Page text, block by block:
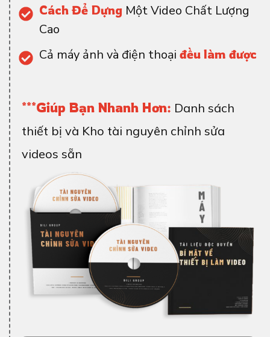
Cách Để Dựng Một Video Chất Lượng
Cao
Cả máy ảnh và điện thoại đều làm được
***Giúp Bạn Nhanh Hơn: Danh sách
thiết bị và Kho tài nguyên chỉnh sửa
videos sẵn